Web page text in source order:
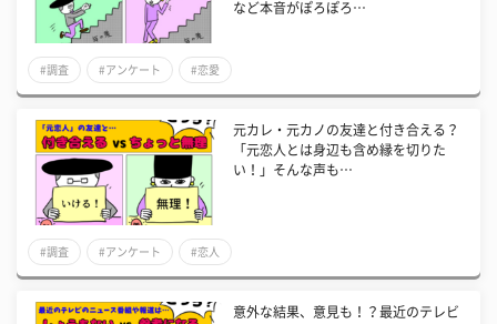
など本音がぽろぽろ…
#調査 #アンケート #恋愛
元カレ・元カノの友達と付き合える？
「元恋人とは身辺も含め縁を切りた
い！」そんな声も…
#調査 #アンケート #恋人
意外な結果、意見も！？最近のテレビ